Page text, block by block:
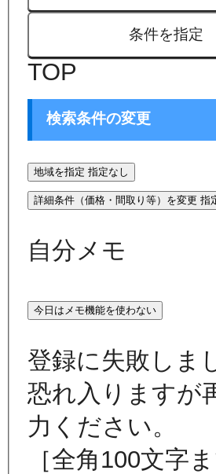
条件を指定
TOP
検索条件の変更
地域を指定 指定なし
詳細条件（価格・間取り等）を変更 指
自分メモ
今日はメモ機能を使わない
登録に失敗しま
恐れ入りますが
力ください。
［全角100文字ま